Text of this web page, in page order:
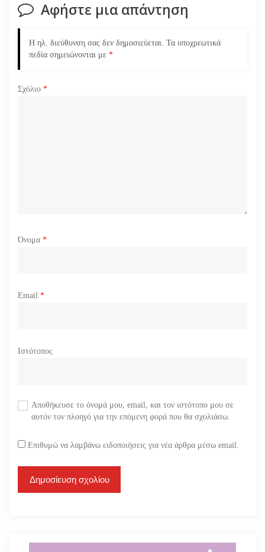
η
ρ
θ
Αφήστε μια απάντηση
Η ηλ. διεύθυνση σας δεν δημοσιεύεται. Τα υποχρεωτικά
πεδία σημειώνονται με *
Σχόλιο *
Όνομα *
Email *
Ιστότοπος
Αποθήκευσε το όνομά μου, email, και τον ιστότοπο μου σε
αυτόν τον πλοηγό για την επόμενη φορά που θα σχολιάσω.
Επιθυμώ να λαμβάνω ειδοποιήσεις για νέα άρθρα μέσω email.